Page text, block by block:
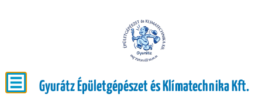
Gyurátz Épületgépészet és Klímatechnika Kft.